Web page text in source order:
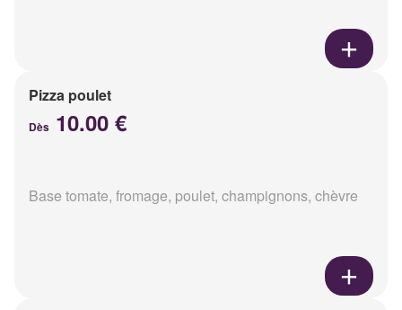
Pizza poulet
Dès 10.00 €
Base tomate, fromage, poulet, champignons, chèvre